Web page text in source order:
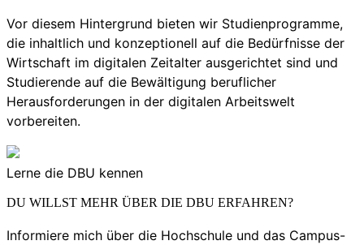
Vor diesem Hintergrund bieten wir Studienprogramme,
die inhaltlich und konzeptionell auf die Bedürfnisse der
Wirtschaft im digitalen Zeitalter ausgerichtet sind und
Studierende auf die Bewältigung beruflicher
Herausforderungen in der digitalen Arbeitswelt
vorbereiten.
Lerne die DBU kennen
DU WILLST MEHR ÜBER DIE DBU ERFAHREN?
Informiere mich über die Hochschule und das Campus-